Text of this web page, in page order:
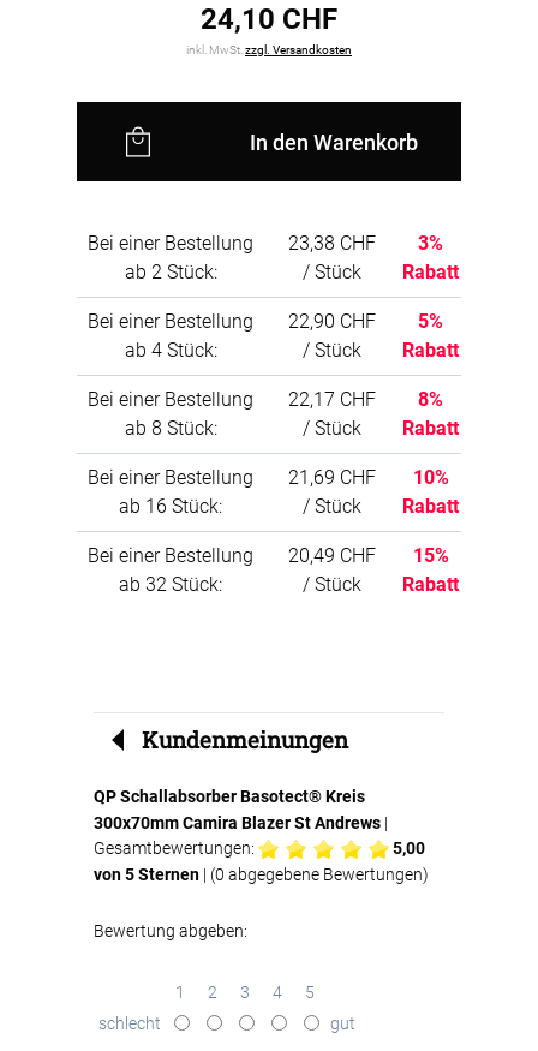
Camira Stoffe im Einsatz, können Sie die
Schallabsorber flexibel auf die vorhandenen
Farben Ihrer Möbel abstimmen und so
BS476 Klasse 0 und eignet sich daher
besonders für die Anwendung in öffentlichen
Bereichen.
24,10 CHF
inkl. MwSt. zzgl. Versandkosten
In den Warenkorb
Bei einer Bestellung
ab 2 Stück:
23,38 CHF
/ Stück
3%
Rabatt
Bei einer Bestellung
ab 4 Stück:
22,90 CHF
/ Stück
5%
Rabatt
Bei einer Bestellung
ab 8 Stück:
22,17 CHF
/ Stück
8%
Rabatt
Bei einer Bestellung
ab 16 Stück:
21,69 CHF
/ Stück
10%
Rabatt
Bei einer Bestellung
ab 32 Stück:
20,49 CHF
/ Stück
15%
Rabatt
Kundenmeinungen
QP Schallabsorber Basotect® Kreis
300x70mm Camira Blazer St Andrews|
Gesamtbewertungen:
5,00
von 5 Sternen | (0 abgegebene Bewertungen)
Bewertung abgeben:
1 2 3 4
5
schlecht
gut